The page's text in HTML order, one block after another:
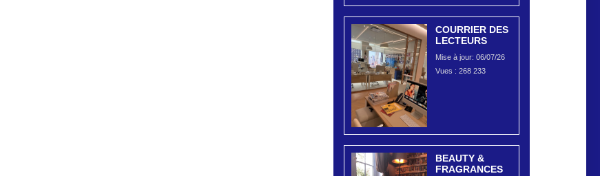
COURRIER DES
LECTEURS
Mise à jour: 06/07/26
Vues : 268 233
BEAUTY &
FRAGRANCES